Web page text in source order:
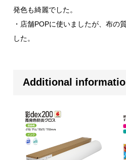
発色も綺麗でした。
・店舗POPに使いましたが、布の
した。
Additional